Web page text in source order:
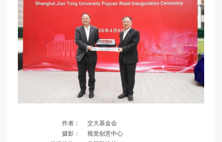
作者：
交大基金会
摄影：
视觉创意中心